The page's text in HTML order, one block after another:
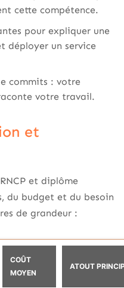
cette compétence.
pour expliquer une
déployer un service
commits : votre
votre travail.
et
et diplôme
du budget et du besoin
de grandeur :
COÛT
MOYEN
ATOUT